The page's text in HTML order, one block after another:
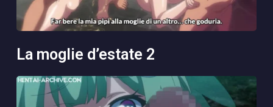
la moglie d’estate 2